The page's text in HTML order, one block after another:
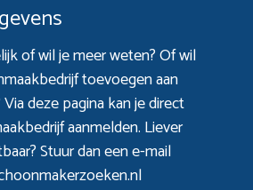
of wil je meer weten? Of wil
toevoegen aan
deze paginakan je direct
aanmelden. Liever
Stuur dan een e-mail